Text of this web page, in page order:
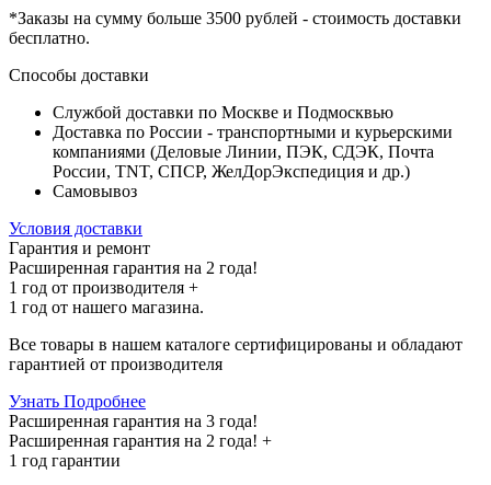
*Заказы на сумму больше 3500 рублей - стоимость доставки
бесплатно.
Способы доставки
Службой доставки по Москве и Подмосквью
Доставка по России - транспортными и курьерскими
компаниями (Деловые Линии, ПЭК, СДЭК, Почта
России, TNT, СПСР, ЖелДорЭкспедиция и др.)
Самовывоз
Условия доставки
Гарантия и ремонт
Расширенная гарантия на 2 года!
1 год от производителя +
1 год от нашего магазина.
Все товары в нашем каталоге сертифицированы и обладают
гарантией от производителя
Узнать Подробнее
Расширенная гарантия на 3 года!
Расширенная гарантия на 2 года! +
1 год гарантии